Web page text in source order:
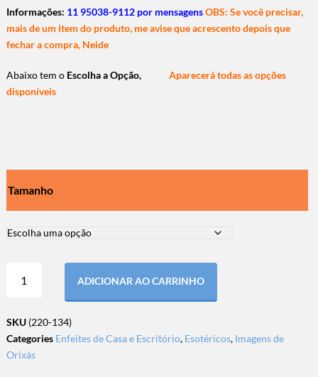
Informações: 11 95038-9112 por mensagensOBS: Se você precisar,
mais de um item do produto, me avise que acrescento depois que
fechar a compra, Neide
Abaixo tem o Escolha a Opção,
Aparecerá todas as opções
disponíveis
Tamanho
ADICIONAR AO CARRINHO
SKU (220-134)
Categories Enfeites de Casa e Escritório, Esotéricos, Imagens de
Orixás